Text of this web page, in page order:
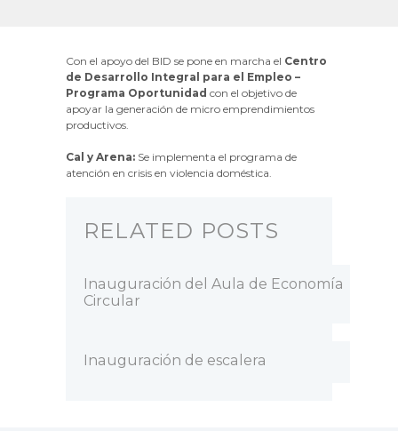
Con el apoyo del BID se pone en marcha el Centro
de Desarrollo Integral para el Empleo –
Programa Oportunidad con el objetivo de
apoyar la generación de micro emprendimientos
productivos.
Cal y Arena: Se implementa el programa de
atención en crisis en violencia doméstica.
RELATED POSTS
Inauguración del Aula de Economía
Circular
Inauguración de escalera